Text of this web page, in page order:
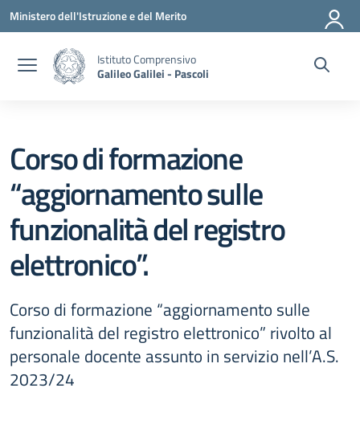
Vai ai contenuti
Vai al menu di navigazione
Vai al footer
Ministero dell'Istruzione e del Merito
Istituto Comprensivo
Galileo Galilei - Pascoli
Corso di formazione
“aggiornamento sulle
funzionalità del registro
elettronico”.
Corso di formazione “aggiornamento sulle
funzionalità del registro elettronico” rivolto al
personale docente assunto in servizio nell’A.S.
2023/24